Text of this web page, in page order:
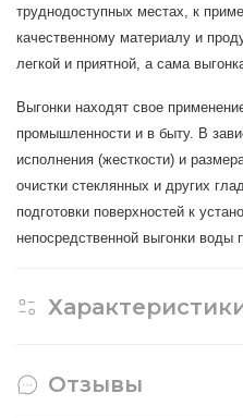
труднодоступных местах, к
качественному материалу и
легкой и приятной, а сама
Выгонки находят свое
промышленности и в быту. В
исполнения (жесткости) и
очистки стеклянных и других
подготовки поверхностей к
непосредственной выгонки воды
Отзывы